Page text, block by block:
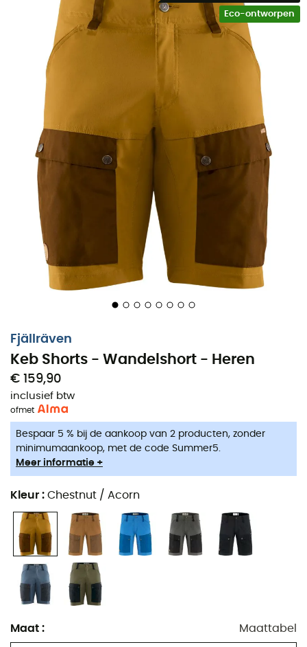
Eco-ontworpen
Fjällräven
Keb Shorts - Wandelshort - Heren
€ 159,90
inclusief btw
ofmet
Bespaar 5 % bij de aankoop van 2 producten, zonder
minimumaankoop, met de code Summer5.
Meer informatie +
Kleur : Chestnut / Acorn
Maat : Maattabel
Keb Wandelshort
voor uw avonturen in de bergen. Het behoort tot de
Keb-serievan het merkFjällräven, die garant staat